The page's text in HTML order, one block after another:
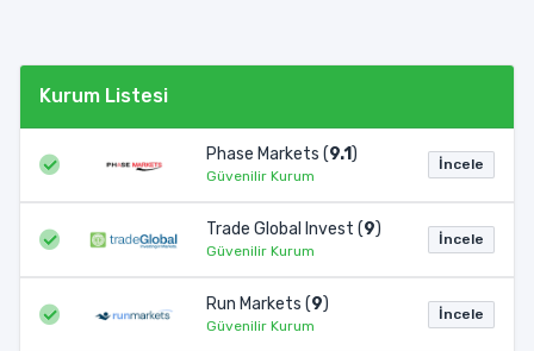
Kurum Listesi
Phase Markets (9.1)
Güvenilir Kurum
İncele
Trade Global Invest (9)
Güvenilir Kurum
İncele
Run Markets (9)
Güvenilir Kurum
İncele